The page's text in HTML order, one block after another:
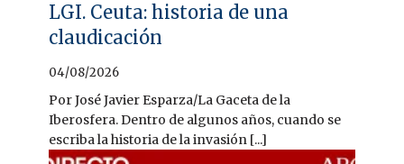
LGI. Ceuta: historia de una
claudicación
04/08/2026
Por José Javier Esparza/La Gaceta de la
Iberosfera. Dentro de algunos años, cuando se
escriba la historia de la invasión [...]